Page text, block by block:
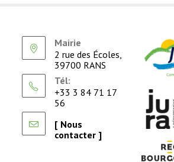
Mairie
2 rue des Écoles,
39700 RANS
Tél:
+33 3 84 71 17
56
[ Nous
contacter ]